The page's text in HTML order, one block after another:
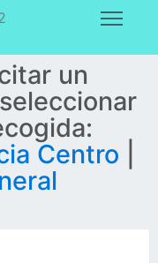
un
Centro